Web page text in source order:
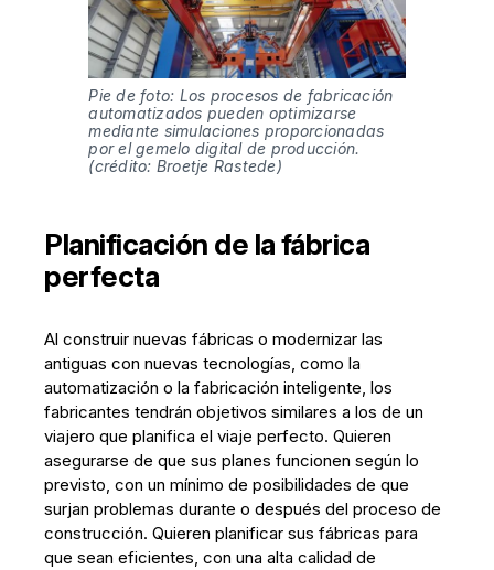
Pie de foto: Los procesos de fabricación
automatizados pueden optimizarse
mediante simulaciones proporcionadas
por el gemelo digital de producción.
(crédito: Broetje Rastede)
Planificación de la fábrica
perfecta
Al construir nuevas fábricas o modernizar las
antiguas con nuevas tecnologías, como la
automatización o la fabricación inteligente, los
fabricantes tendrán objetivos similares a los de un
viajero que planifica el viaje perfecto. Quieren
asegurarse de que sus planes funcionen según lo
previsto, con un mínimo de posibilidades de que
surjan problemas durante o después del proceso de
construcción. Quieren planificar sus fábricas para
que sean eficientes, con una alta calidad de